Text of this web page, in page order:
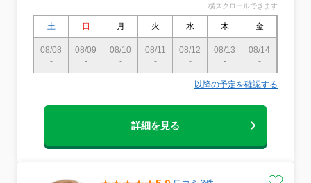
横スクロールできます
土 日 月 火 水 木 金
08/08
-
08/09
-
08/10
-
08/11
-
08/12
-
08/13
-
08/14
-
以降の予定を確認する
詳細を見る